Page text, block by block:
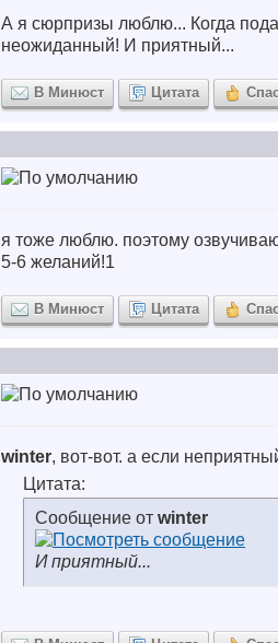
А я сюрпризы люблю... Когда
неожиданный! И приятный...
В Минюст Цитата
я тоже люблю. поэтому
5-6 желаний!1
В Минюст Цитата
winter, вот-вот. а если
Цитата:
Сообщение от winter
И приятный...